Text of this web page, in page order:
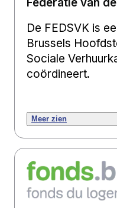
Federatie van de
De FEDSVK is
Brussels
Sociale
coördineert.
Meer zien